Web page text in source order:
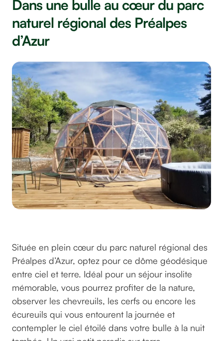
Dans une bulle au cœur du parc
naturel régional des Préalpes
d’Azur
Située en plein cœur du parc naturel régional des
Préalpes d’Azur, optez pour ce dôme géodésique
entre ciel et terre. Idéal pour un séjour insolite
mémorable, vous pourrez profiter de la nature,
observer les chevreuils, les cerfs ou encore les
écureuils qui vous entourent la journée et
contempler le ciel étoilé dans votre bulle à la nuit